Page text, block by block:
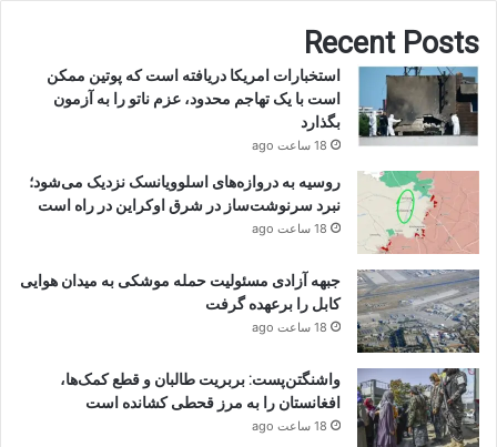
Recent Posts
استخبارات امریکا دریافته است که پوتین ممکن
است با یک تهاجم محدود، عزم ناتو را به آزمون
بگذارد
18 ساعت ago
روسیه به دروازه‌های اسلوویانسک نزدیک می‌شود؛
نبرد سرنوشت‌ساز در شرق اوکراین در راه است
18 ساعت ago
جبهه آزادی مسئولیت حمله موشکی به میدان هوایی
کابل را برعهده گرفت
18 ساعت ago
واشنگتن‌پست: بربریت طالبان و قطع کمک‌ها،
افغانستان را به مرز قحطی کشانده است
18 ساعت ago